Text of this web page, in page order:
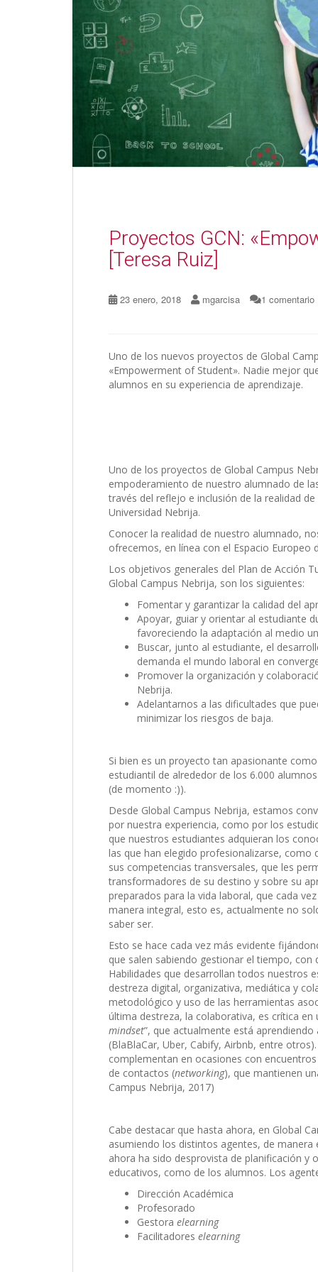
Proyectos GCN:
[Teresa Ruiz]
23 enero, 2018 mgarcisa 1 comentario
Uno de los nuevos proyectos de Global
«Empowerment of Student». Nadie mejor
alumnos en su experiencia de aprendizaje.
Uno de los proyectos de Global Campus
empoderamiento de nuestro alumnado de
través del reflejo e inclusión de la realidad
Universidad Nebrija.
Conocer la realidad de nuestro alumnado,
ofrecemos, en línea con el Espacio Europeo
Los objetivos generales del Plan de Acción
Global Campus Nebrija, son los siguientes:
Fomentar y garantizar la calidad del
Apoyar, guiar y orientar al estudiante
favoreciendo la adaptación al medio
Buscar, junto al estudiante, el
demanda el mundo laboral en
Promover la organización y
Nebrija.
Adelantarnos a las dificultades que
minimizar los riesgos de baja.
Si bien es un proyecto tan apasionante
estudiantil de alrededor de los 6.000
(de momento :)).
Desde Global Campus Nebrija, estamos
por nuestra experiencia, como por los
que nuestros estudiantes adquieran los
las que han elegido profesionalizarse,
sus competencias transversales, que les
transformadores de su destino y sobre su
preparados para la vida laboral, que cada
manera integral, esto es, actualmente no
saber ser.
Esto se hace cada vez más evidente
que salen sabiendo gestionar el tiempo,
Habilidades que desarrollan todos nuestros
destreza digital, organizativa, mediática y
metodológico y uso de las herramientas
última destreza, la colaborativa, es crítica en
mindset”, que actualmente está
(BlaBlaCar, Uber, Cabify, Airbnb, entre
complementan en ocasiones con
de contactos (networking), que mantienen
Campus Nebrija, 2017)
Cabe destacar que hasta ahora, en Global
asumiendo los distintos agentes, de
ahora ha sido desprovista de planificación
educativos, como de los alumnos. Los
Dirección Académica
Profesorado
Gestora elearning
Facilitadores elearning